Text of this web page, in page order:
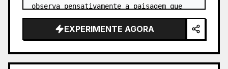
observa pensativamente a paisagem que
passa de colinas verdes ondulantes e
montanhas enevoadas. …
EXPERIMENTE AGORA